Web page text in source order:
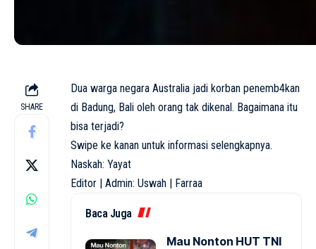
SHARE
Dua warga negara Australia jadi korban penemb4kan
di Badung, Bali oleh orang tak dikenal. Bagaimana itu
bisa terjadi?
Swipe ke kanan untuk informasi selengkapnya.
Naskah: Yayat
Editor | Admin: Uswah | Farraa
Baca Juga
Mau Nonton HUT TNI